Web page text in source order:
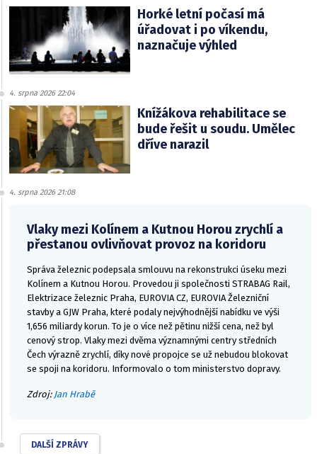
Horké letní počasí má
úřadovat i po víkendu,
naznačuje výhled
4. srpna 2026 22:04
Knížákova rehabilitace se
bude řešit u soudu. Umělec
dříve narazil
4. srpna 2026 21:08
Vlaky mezi Kolínem a Kutnou Horou zrychlí a
přestanou ovlivňovat provoz na koridoru
Správa železnic podepsala smlouvu na rekonstrukci úseku mezi
Kolínem a Kutnou Horou. Provedou ji společnosti STRABAG Rail,
Elektrizace železnic Praha, EUROVIA CZ, EUROVIA Železniční
stavby a GJW Praha, které podaly nejvýhodnější nabídku ve výši
1,656 miliardy korun. To je o více než pětinu nižší cena, než byl
cenový strop. Vlaky mezi dvěma významnými centry středních
Čech výrazně zrychlí, díky nové propojce se už nebudou blokovat
se spoji na koridoru. Informovalo o tom ministerstvo dopravy.
Zdroj: Jan Hrabě
DALŠÍ ZPRÁVY